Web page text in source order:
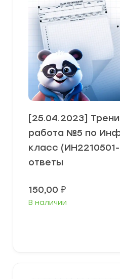
[25.04.2023]
работа №5 по
класс
ответы
150,00 ₽
В наличии